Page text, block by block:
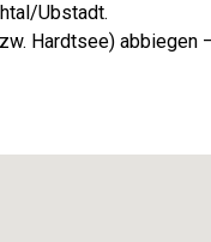
Ubstadt.
Hardtsee) abbiegen